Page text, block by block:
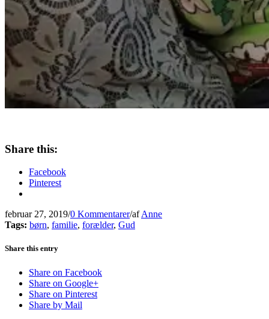
Share this:
Facebook
Pinterest
februar 27, 2019/0 Kommentarer/afAnne
Tags: børn, familie, forælder, Gud
Share this entry
Share on Facebook
Share on Google+
Share on Pinterest
Share by Mail